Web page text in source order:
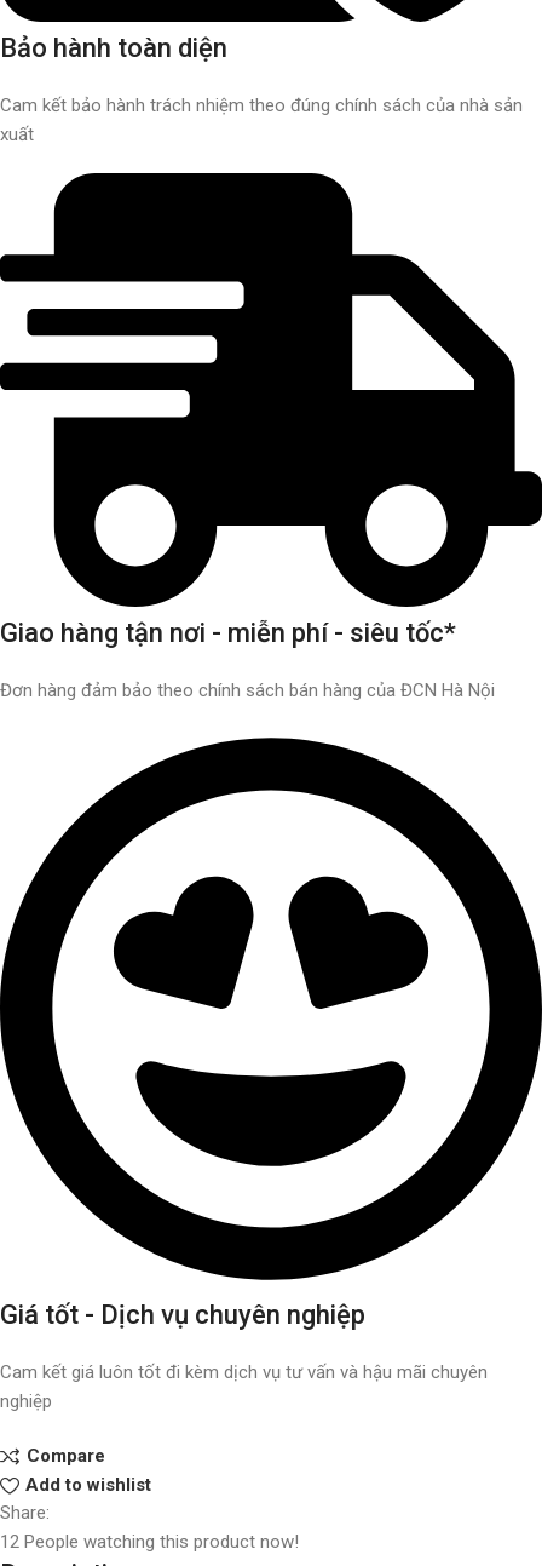
Bảo hành toàn diện
Cam kết bảo hành trách nhiệm theo đúng chính sách của nhà sản
xuất
Giao hàng tận nơi - miễn phí - siêu tốc*
Đơn hàng đảm bảo theo chính sách bán hàng của ĐCN Hà Nội
Giá tốt - Dịch vụ chuyên nghiệp
Cam kết giá luôn tốt đi kèm dịch vụ tư vấn và hậu mãi chuyên
nghiệp
Compare
Add to wishlist
Share:
12 People watching this product now!